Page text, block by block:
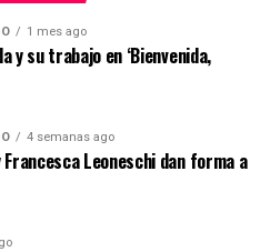
1 mes ago
y su trabajo en ‘Bienvenida,
4 semanas ago
Leoneschi dan forma a